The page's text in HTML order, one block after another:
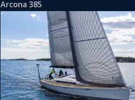
Arcona 385